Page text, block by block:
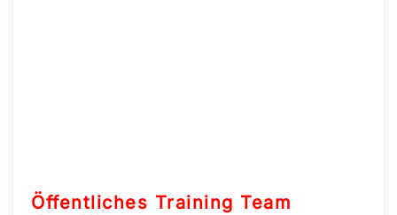
Öffentliches Training Team